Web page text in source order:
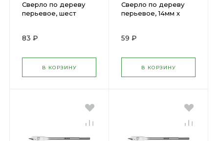
Сверло по дереву
перьевое, шест
83 ₽
В КОРЗИНУ
Сверло по дереву
перьевое, 14мм х
59 ₽
В КОРЗИНУ